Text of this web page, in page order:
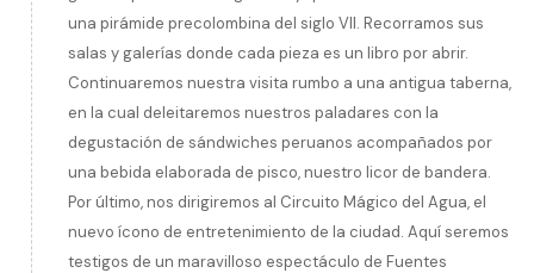
una pirámide precolombina del siglo VII. Recorramos sus
salas y galerías donde cada pieza es un libro por abrir.
Continuaremos nuestra visita rumbo a una antigua taberna,
en la cual deleitaremos nuestros paladares con la
degustación de sándwiches peruanos acompañados por
una bebida elaborada de pisco, nuestro licor de bandera.
Por último, nos dirigiremos al Circuito Mágico del Agua, el
nuevo ícono de entretenimiento de la ciudad. Aquí seremos
testigos de un maravilloso espectáculo de Fuentes